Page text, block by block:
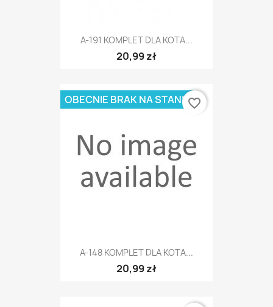
A-191 KOMPLET DLA KOTA...
20,99 zł
A-148 KOMPLET DLA KOTA...
20,99 zł
OBECNIE BRAK NA STANIEfavorite_border